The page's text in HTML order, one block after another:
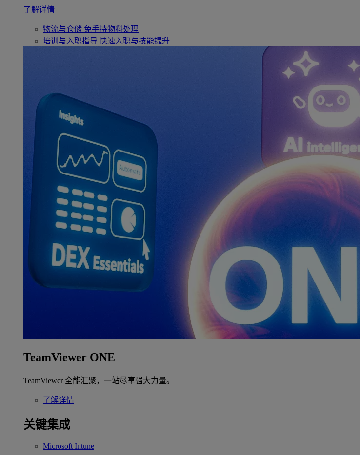
了解详情
物流与仓储 免手持物料处理
培训与入职指导 快速入职与技能提升
TeamViewer ONE
TeamViewer 全能汇聚，一站尽享强大力量。
了解详情
关键集成
Microsoft Intune